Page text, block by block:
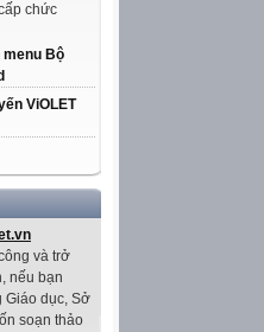
chức
Bộ
ViOLET
và trở
nếu bạn
Giáo dục, Sở
soạn thảo